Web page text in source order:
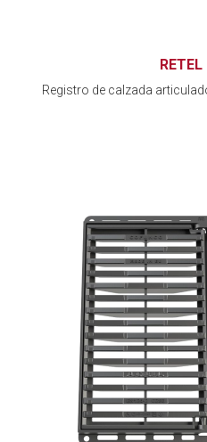
Registro de calzada